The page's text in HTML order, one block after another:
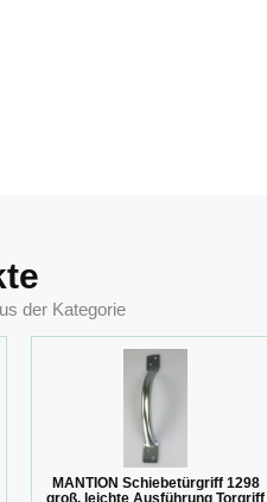
der Kategorie
MANTION Schiebetürgriff 1298
groß, leichte Ausführung Torgriff